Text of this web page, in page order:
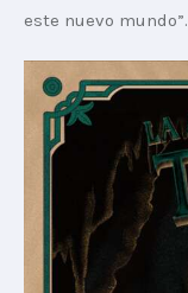
este nuevo mundo”.